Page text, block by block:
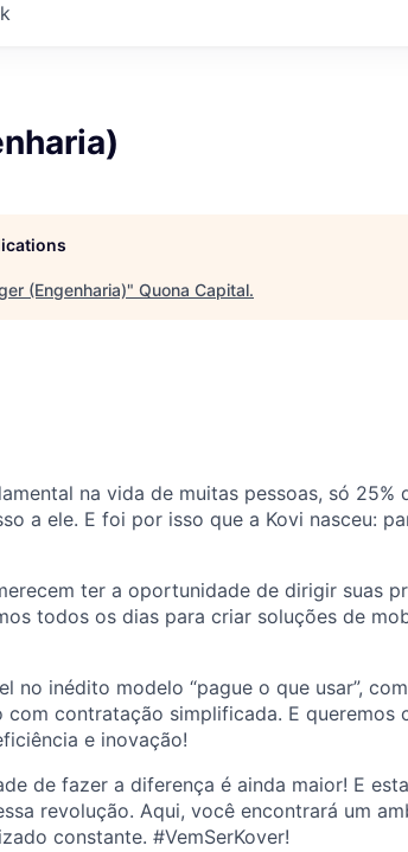
(Engenharia)" Quona Capital.
na vida de muitas pessoas, só 25%
a ele. E foi por isso que a Kovi nasceu:
ter a oportunidade de dirigir suas
todos os dias para criar soluções de
no inédito modelo “pague o que usar”,
contratação simplificada. E queremos
e inovação!
de fazer a diferença é ainda maior! E
revolução. Aqui, você encontrará um
constante. #VemSerKover!